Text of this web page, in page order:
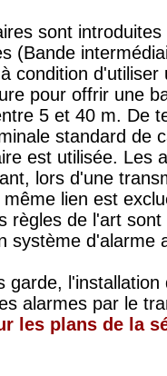
sont
(Bande
à condition d'utiliser
pour offrir une
5 et 40 m. De
standard de
est utilisée. Les
lors d'une
lien est
règles de l'art
système d'alarme
garde,
alarmes par le
les plans de la